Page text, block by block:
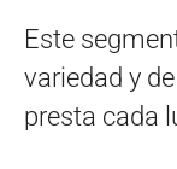
Este
variedad y
presta cada